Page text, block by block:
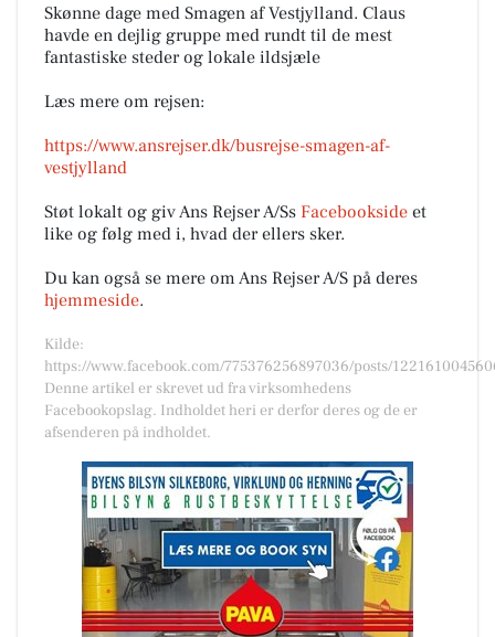
Skønne dage med Smagen af Vestjylland. Claus
havde en dejlig gruppe med rundt til de mest
fantastiske steder og lokale ildsjæle
Læs mere om rejsen:
https://www.ansrejser.dk/busrejse-smagen-af-
vestjylland
Støt lokalt og giv Ans Rejser A/Ss Facebookside et
like og følg med i, hvad der ellers sker.
Du kan også se mere om Ans Rejser A/S på deres
hjemmeside.
Kilde:
https://www.facebook.com/775376256897036/posts/
Denne artikel er skrevet ud fra virksomhedens
Facebookopslag. Indholdet heri er derfor deres og de er
afsenderen på indholdet.